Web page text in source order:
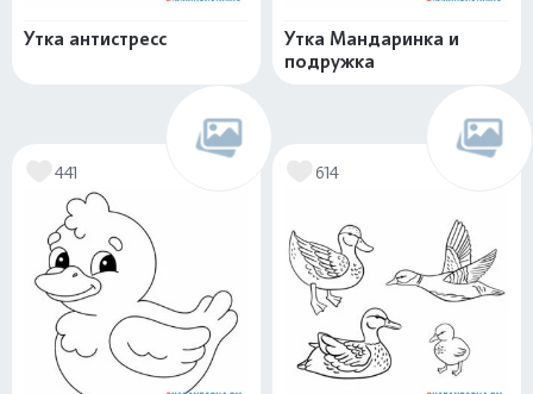
Утка антистресс
Утка Мандаринка и
подружка
441 614